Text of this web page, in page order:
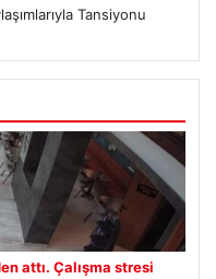
Tansiyonu
attı. Çalışma stresi